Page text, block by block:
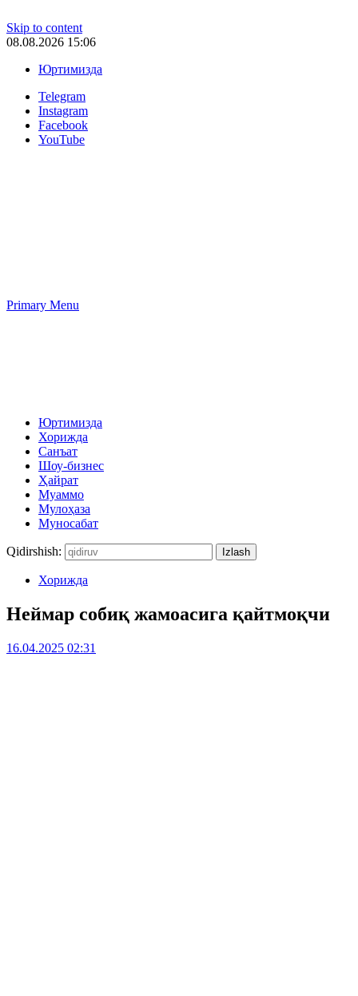
Skip to content
08.08.2026 15:06
Юртимизда
Telegram
Instagram
Facebook
YouTube
Primary Menu
Юртимизда
Хорижда
Санъат
Шоу-бизнес
Ҳайрат
Муаммо
Мулоҳаза
Муносабат
Qidirshish:
Хорижда
Неймар собиқ жамоасига қайтмоқчи
16.04.2025 02:31